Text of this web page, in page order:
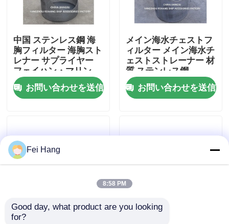
会社案内
品質管理
お問い合わせ
マリンエアベントヘッド
マリン缶浄水フィルター
海洋の海水のこし器
中国 ステンレス鋼 海
胸フィルター 海胸スト
レナー サプライヤー
フェイハン・マリン
お問い合わせを送信
メイン海水チェストフ
ィルター メイン海水チ
ェストストレーナー 材
質 ステンレス鋼
お問い合わせを送信
ステンレス スチール
Fei Hang
8:58 PM
Good day, what product are you looking
for?